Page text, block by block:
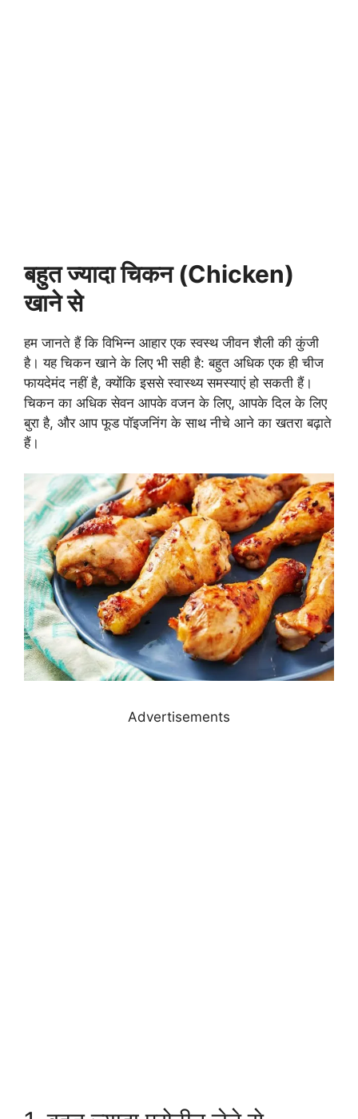
बहुत ज्यादा चिकन (Chicken)
खाने से
हम जानते हैं कि विभिन्न आहार एक स्वस्थ जीवन शैली की कुंजी
है। यह चिकन खाने के लिए भी सही है: बहुत अधिक एक ही चीज
फायदेमंद नहीं है, क्योंकि इससे स्वास्थ्य समस्याएं हो सकती हैं।
चिकन का अधिक सेवन आपके वजन के लिए, आपके दिल के लिए
बुरा है, और आप फूड पॉइजनिंग के साथ नीचे आने का खतरा बढ़ाते
हैं।
Advertisements